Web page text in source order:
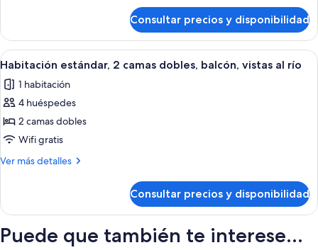
matrimonio
grande,
no
fumadores,
frigorífico
y
microondas
(with
Sofabed)
ejecutiva,
cama
matrimonio
grande,
fumadores,
frigorífico
microondas
Consultar precios y disponibilidad
Abrir
todas
las
fotos
de
Habitación
estándar,
dobles,
balcón,
vistas
Un balcón con vistas a un paisaje
6
Habitación estándar, 2 camas dobles, balcón, vistas al río
1 habitación
4 huéspedes
2 camas dobles
Wifi gratis
Ver más detalles
Más
estándar,
camas
Consultar precios y disponibilidad
Puede que también te interese...